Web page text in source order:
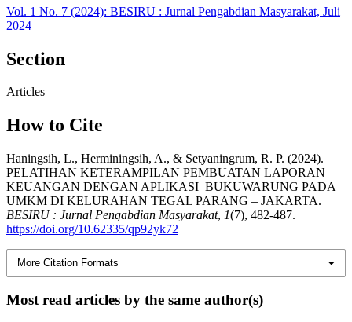
Vol. 1 No. 7 (2024): BESIRU : Jurnal Pengabdian Masyarakat, Juli
2024
Section
Articles
How to Cite
Haningsih, L., Herminingsih, A., & Setyaningrum, R. P. (2024).
PELATIHAN KETERAMPILAN PEMBUATAN LAPORAN
KEUANGAN DENGAN APLIKASI BUKUWARUNG PADA
UMKM DI KELURAHAN TEGAL PARANG – JAKARTA.
BESIRU : Jurnal Pengabdian Masyarakat, 1(7), 482-487.
https://doi.org/10.62335/qp92yk72
More Citation Formats
Most read articles by the same author(s)